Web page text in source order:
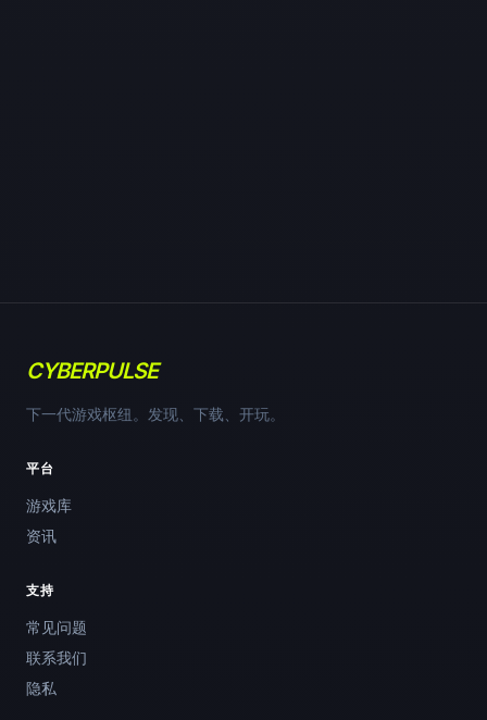
CYBERPULSE
下一代游戏枢纽。发现、下载、开玩。
平台
游戏库
资讯
支持
常见问题
联系我们
隐私